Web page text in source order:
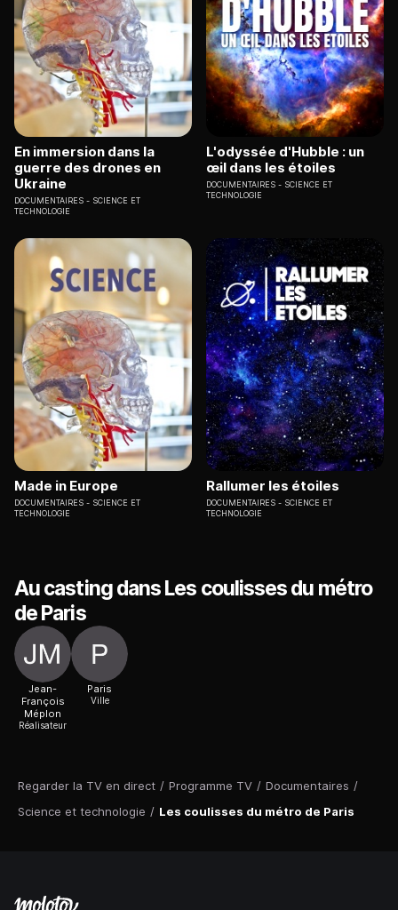
Regarder la TV en direct / Programme TV / Documentaires /
Science et technologie / Les coulisses du métro de Paris
En immersion dans la
guerre des drones en
Ukraine
DOCUMENTAIRES
SCIENCE ET
TECHNOLOGIE
L'odyssée d'Hubble : un
œil dans les étoiles
DOCUMENTAIRES
SCIENCE ET
TECHNOLOGIE
Made in Europe
DOCUMENTAIRES
SCIENCE ET
TECHNOLOGIE
Rallumer les étoiles
DOCUMENTAIRES
SCIENCE ET
TECHNOLOGIE
Au casting dans Les coulisses du métro
de Paris
Jean-
François
Méplon
Réalisateur
Paris
Ville